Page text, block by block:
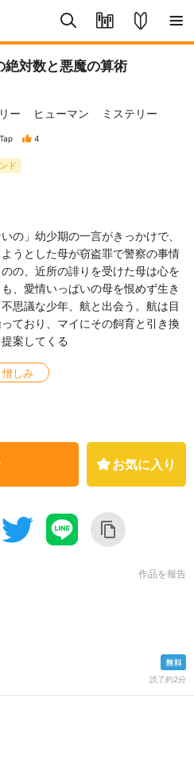
絶対数と悪魔の算術
ー
ヒューマン ミステリー
Tap 4
ド
の」幼少期の一言がきっかけで、
うとした母が窃盗罪で警察の事情
の、近所の誹りを受けた母は心を
、愛情いっぱいの母を恨めず生き
思議な少年、航と出会う。航は目
ており、マイにその飼育と引き換
案してくる
憎しみ
お気に入り
作品を報告
読了約2分